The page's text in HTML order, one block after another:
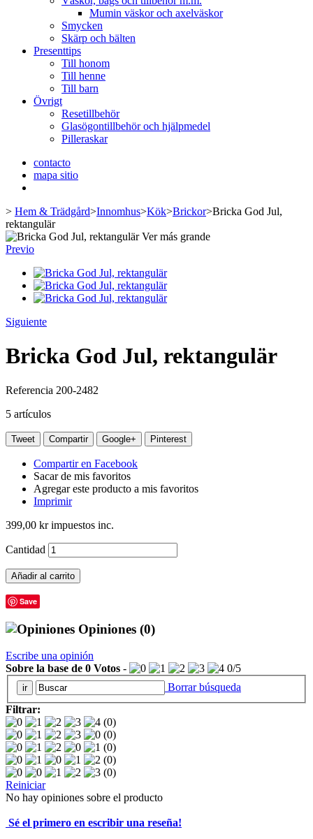
Mumin väskor och axelväskor
Smycken
Skärp och bälten
Presenttips
Till honom
Till henne
Till barn
Övrigt
Resetillbehör
Glasögontillbehör och hjälpmedel
Pilleraskar
contacto
mapa sitio
> Hem & Trädgård>Innomhus>Kök>Brickor>Bricka God Jul,
rektangulär
Ver más grande
Previo
Siguiente
Bricka God Jul, rektangulär
Referencia 200-2482
5 artículos
Tweet Compartir Google+ Pinterest
Compartir en Facebook
Sacar de mis favoritos
Agregar este producto a mis favoritos
Imprimir
399,00 krimpuestos inc.
Cantidad
Añadir al carrito
Save
Opiniones (0)
Escribe una opinión
Sobre la base de 0 Votos - 0/5
Borrar búsqueda
Filtrar:
(0)
(0)
(0)
(0)
(0)
Reiniciar
No hay opiniones sobre el producto
Sé el primero en escribir una reseña!